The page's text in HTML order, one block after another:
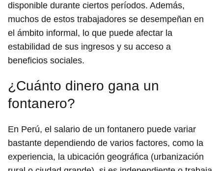
disponible durante ciertos períodos. Además,
muchos de estos trabajadores se desempeñan en
el ámbito informal, lo que puede afectar la
estabilidad de sus ingresos y su acceso a
beneficios sociales.
¿Cuánto dinero gana un
fontanero?
En Perú, el salario de un fontanero puede variar
bastante dependiendo de varios factores, como la
experiencia, la ubicación geográfica (urbanización